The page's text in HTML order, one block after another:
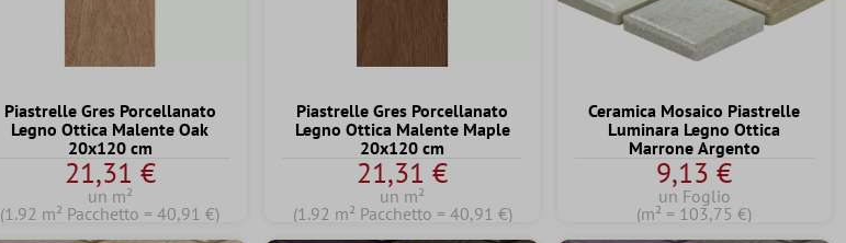
Piastrelle Gres Porcellanato
Legno Ottica Malente Oak
20x120 cm
21,31 €
un m²
(1.92 m² Pacchetto = 40,91 €)
Piastrelle Gres Porcellanato
Legno Ottica Malente Maple
20x120 cm
21,31 €
un m²
(1.92 m² Pacchetto = 40,91 €)
Ceramica Mosaico Piastrelle
Luminara Legno Ottica
Marrone Argento
9,13 €
un Foglio
(m² = 103,75 €)